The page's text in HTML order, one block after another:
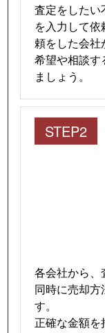
査定をしたい
を入力して
頼をした会社
希望や相談す
ましょう。
STEP2
各会社から、
同時に売却方
す。
正確な金額